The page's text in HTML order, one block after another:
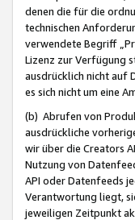
denen die für die
technischen
verwendete Begriff
Lizenz zur Verfügung
ausdrücklich nicht auf
es sich nicht um eine
(b) Abrufen von
ausdrückliche
wir über die Creators
Nutzung von
API oder Datenfeeds
Verantwortung liegt,
jeweiligen Zeitpunkt